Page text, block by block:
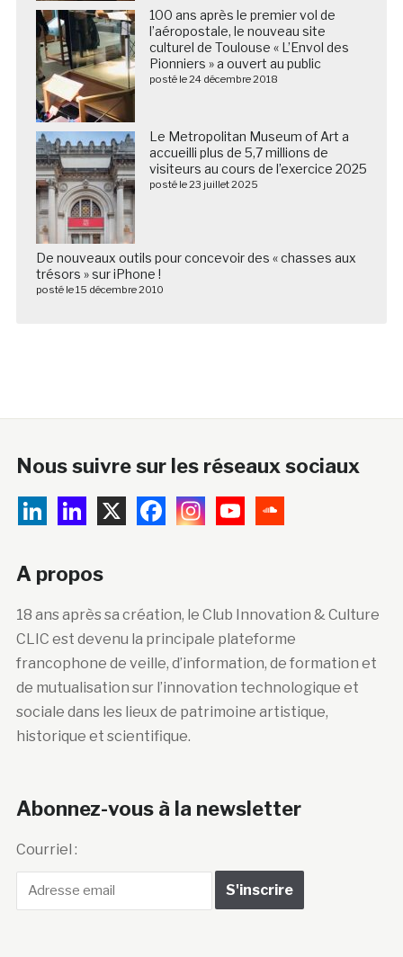
100 ans après le premier vol de
l’aéropostale, le nouveau site
culturel de Toulouse « L’Envol des
Pionniers » a ouvert au public
posté le 24 décembre 2018
Le Metropolitan Museum of Art a
accueilli plus de 5,7 millions de
visiteurs au cours de l’exercice 2025
posté le 23 juillet 2025
De nouveaux outils pour concevoir des « chasses aux
trésors » sur iPhone !
posté le 15 décembre 2010
Nous suivre sur les réseaux sociaux
A propos
18 ans après sa création, le Club Innovation & Culture
CLIC est devenu la principale plateforme
francophone de veille, d’information, de formation et
de mutualisation sur l’innovation technologique et
sociale dans les lieux de patrimoine artistique,
historique et scientifique.
Abonnez-vous à la newsletter
Courriel :